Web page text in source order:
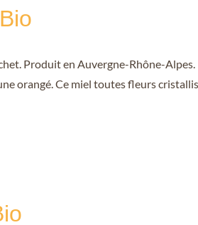
Produit en Auvergne-Rhône-
orangé. Ce miel toutes fleurs